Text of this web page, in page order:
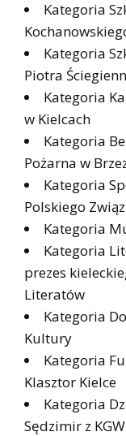
Kategoria
Kategoria
Piotra
Kategoria
w Kielcach
Kategoria
Pożarna w
Kategoria
Polskiego
Kategoria
Kategoria
prezes
Literatów
Kategoria
Kultury
Kategoria
Klasztor Kielce
Kategoria
Sędzimir z